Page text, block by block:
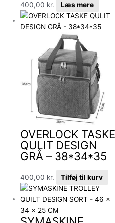
400,00 kr. Læs mere
OVERLOCK TASKE
QULIT DESIGN
GRÅ – 38*34*35
400,00 kr. Tilføj til kurv